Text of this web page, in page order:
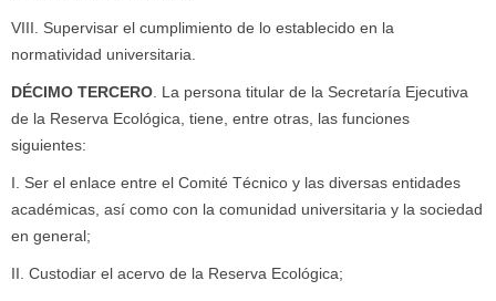
VIII. Supervisar el cumplimiento de lo establecido en la
normatividad universitaria.
DÉCIMO TERCERO . La persona titular de la Secretaría Ejecutiva
de la Reserva Ecológica, tiene, entre otras, las funciones
siguientes:
I. Ser el enlace entre el Comité Técnico y las diversas entidades
académicas, así como con la comunidad universitaria y la sociedad
en general;
II. Custodiar el acervo de la Reserva Ecológica;